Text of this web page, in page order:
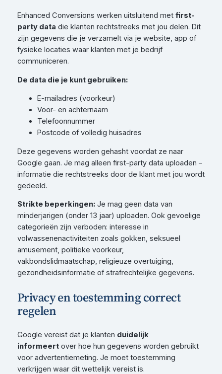
Enhanced Conversions werken uitsluitend met first-
party data die klanten rechtstreeks met jou delen. Dit
zijn gegevens die je verzamelt via je website, app of
fysieke locaties waar klanten met je bedrijf
communiceren.
De data die je kunt gebruiken:
E-mailadres (voorkeur)
Voor- en achternaam
Telefoonnummer
Postcode of volledig huisadres
Deze gegevens worden gehasht voordat ze naar
Google gaan. Je mag alleen first-party data uploaden –
informatie die rechtstreeks door de klant met jou wordt
gedeeld.
Strikte beperkingen:Je mag geen data van
minderjarigen (onder 13 jaar) uploaden. Ook gevoelige
categorieën zijn verboden: interesse in
volwassenenactiviteiten zoals gokken, seksueel
amusement, politieke voorkeur,
vakbondslidmaatschap, religieuze overtuiging,
gezondheidsinformatie of strafrechtelijke gegevens.
Privacy en toestemming correct
regelen
Google vereist dat je klanten duidelijk
informeertover hoe hun gegevens worden gebruikt
voor advertentiemeting. Je moet toestemming
verkrijgen waar dit wettelijk vereist is.